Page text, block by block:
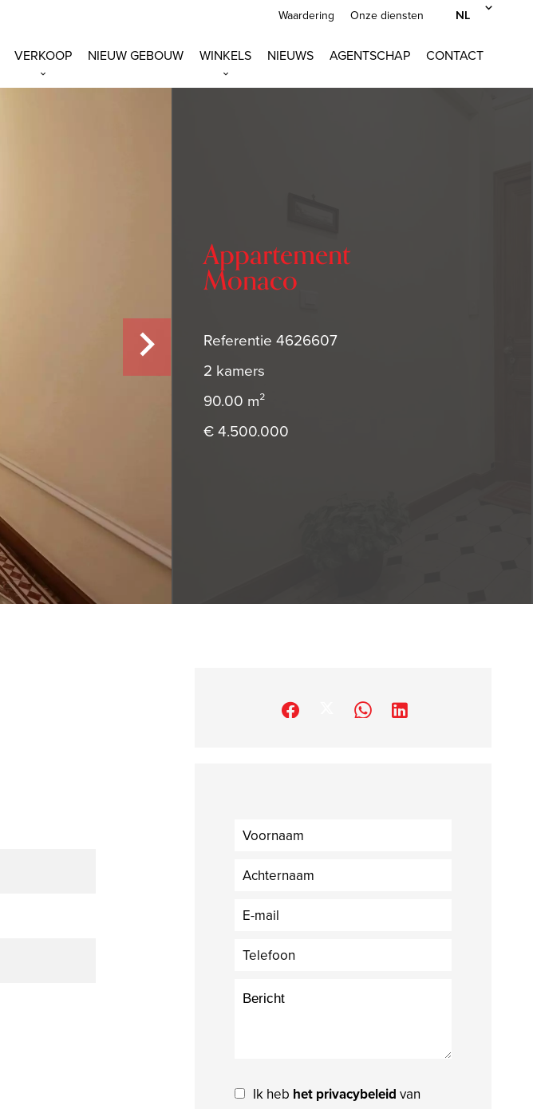
Waardering Onze diensten NL
VERKOOP NIEUW GEBOUW WINKELS NIEUWS AGENTSCHAP CONTACT
Appartement
Monaco
Referentie 4626607
2 kamers
90.00 m²
€ 4.500.000
Ik heb het privacybeleid van